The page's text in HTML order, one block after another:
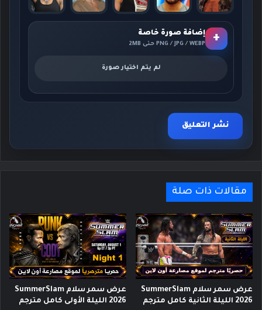
+ إضافة صورة خاصة
PNG / JPG / WEBP حتى 2MB
لم يتم اختيار صورة
مقالات ذات صلة
عرض سمر سلام SummerSlam
2026 الليلة الثانية كامل مترجم
عرض سمر سلام SummerSlam
2026 الليلة الأولى كامل مترجم